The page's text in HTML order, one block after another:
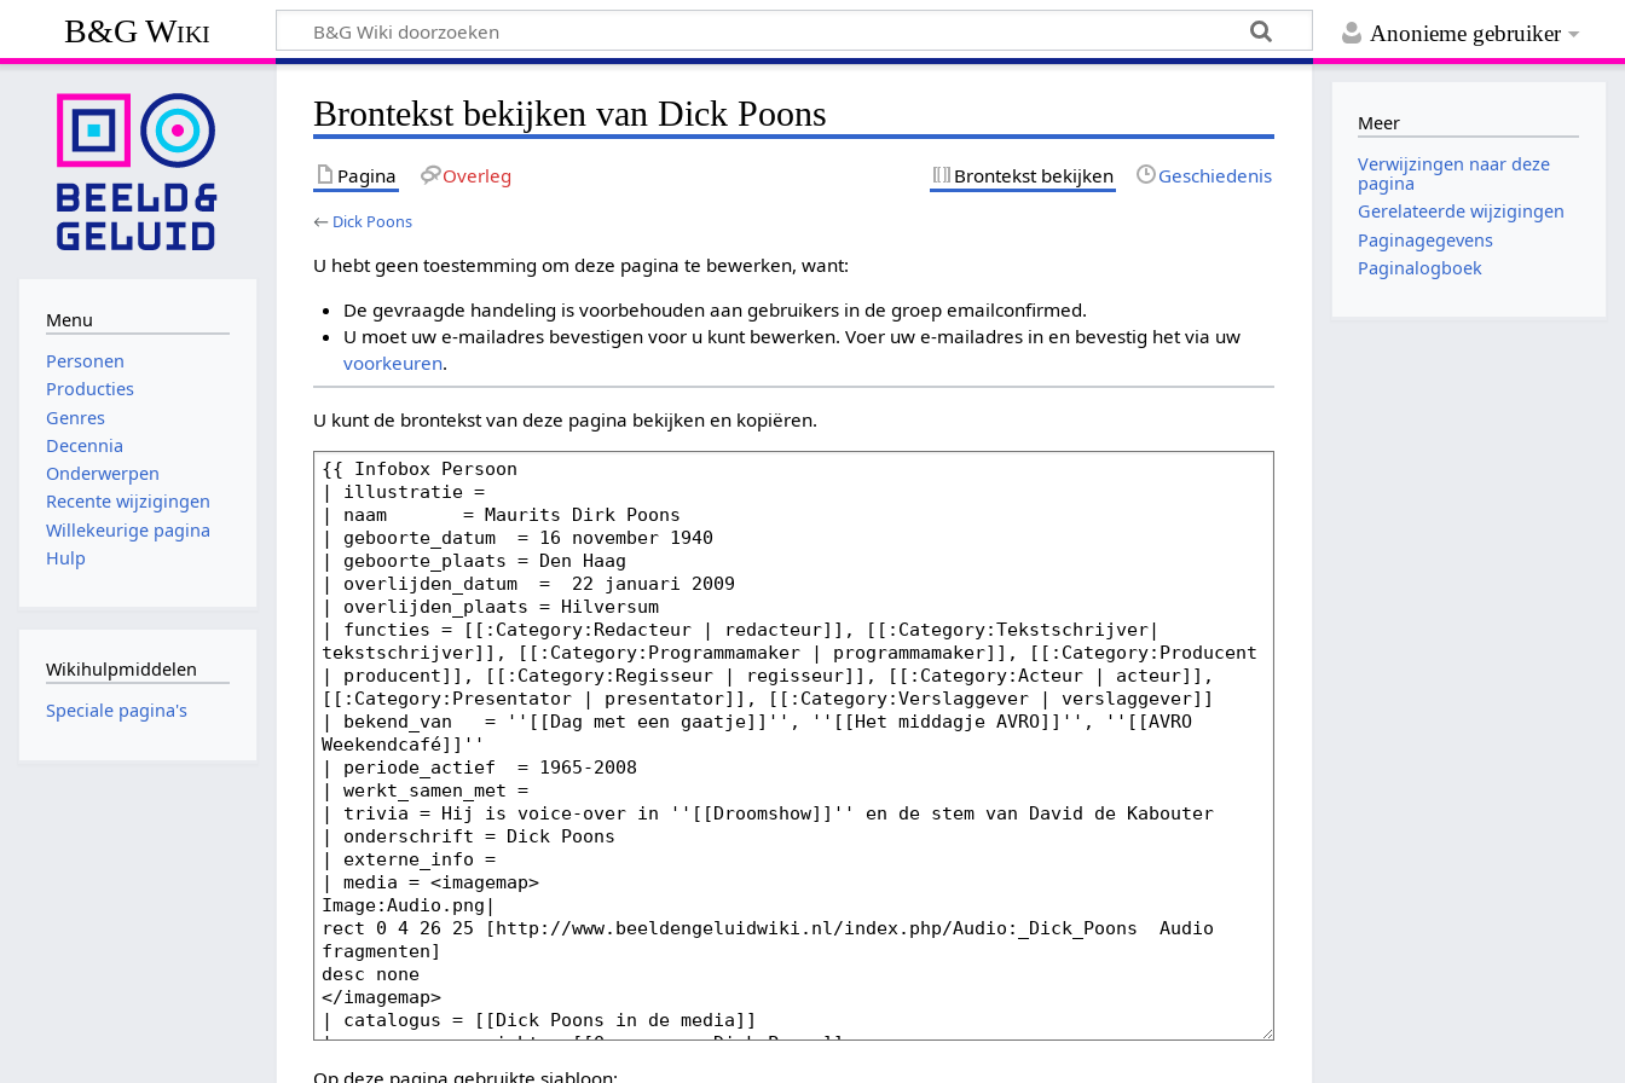
Anonieme gebruiker
B&G Wiki
Brontekst bekijken van Dick Poons
Pagina Overleg Brontekst bekijken Geschiedenis
← Dick Poons
U hebt geen toestemming om deze pagina te bewerken, want:
De gevraagde handeling is voorbehouden aan gebruikers in de groep emailconfirmed.
U moet uw e-mailadres bevestigen voor u kunt bewerken. Voer uw e-mailadres in en bevestig het via uw
voorkeuren.
U kunt de brontekst van deze pagina bekijken en kopiëren.
Op deze pagina gebruikte sjabloon:
Menu
Personen
Producties
Genres
Decennia
Onderwerpen
Recente wijzigingen
Willekeurige pagina
Hulp
Wikihulpmiddelen
Speciale pagina's
Meer
Verwijzingen naar deze
pagina
Gerelateerde wijzigingen
Paginagegevens
Paginalogboek